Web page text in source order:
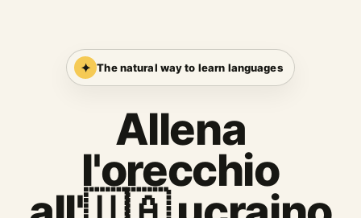
✦ The natural way to learn languages
Allena
l'orecchio